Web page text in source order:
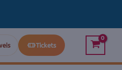
Tickets